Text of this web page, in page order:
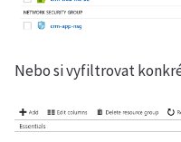
Nebo si vyfiltrovat